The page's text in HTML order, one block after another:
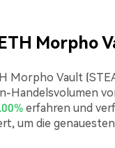
Morpho
Morpho Vault
Handelsvolumen
erfahren und
um die